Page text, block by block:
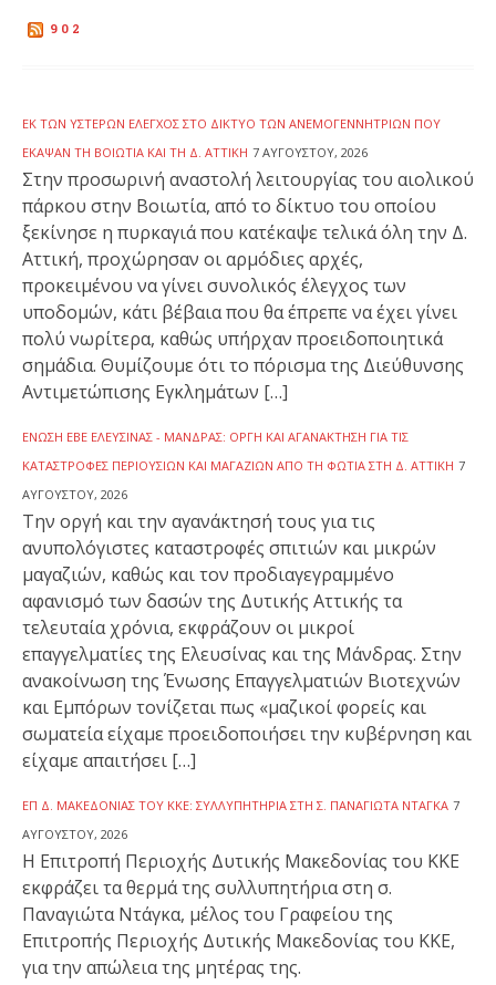
902
ΕΚ ΤΩΝ ΥΣΤΈΡΩΝ ΈΛΕΓΧΟΣ ΣΤΟ ΔΊΚΤΥΟ ΤΩΝ ΑΝΕΜΟΓΕΝΝΗΤΡΙΏΝ ΠΟΥ
ΈΚΑΨΑΝ ΤΗ ΒΟΙΩΤΊΑ ΚΑΙ ΤΗ Δ. ΑΤΤΙΚΉ 7 ΑΥΓΟΎΣΤΟΥ, 2026
Στην προσωρινή αναστολή λειτουργίας του αιολικού
πάρκου στην Βοιωτία, από το δίκτυο του οποίου
ξεκίνησε η πυρκαγιά που κατέκαψε τελικά όλη την Δ.
Αττική, προχώρησαν οι αρμόδιες αρχές,
προκειμένου να γίνει συνολικός έλεγχος των
υποδομών, κάτι βέβαια που θα έπρεπε να έχει γίνει
πολύ νωρίτερα, καθώς υπήρχαν προειδοποιητικά
σημάδια. Θυμίζουμε ότι το πόρισμα της Διεύθυνσης
Αντιμετώπισης Εγκλημάτων […]
ΈΝΩΣΗ ΕΒΕ ΕΛΕΥΣΊΝΑΣ - ΜΆΝΔΡΑΣ: ΟΡΓΉ ΚΑΙ ΑΓΑΝΆΚΤΗΣΗ ΓΙΑ ΤΙΣ
ΚΑΤΑΣΤΡΟΦΈΣ ΠΕΡΙΟΥΣΙΏΝ ΚΑΙ ΜΑΓΑΖΙΏΝ ΑΠΌ ΤΗ ΦΩΤΙΆ ΣΤΗ Δ. ΑΤΤΙΚΉ 7
ΑΥΓΟΎΣΤΟΥ, 2026
Την οργή και την αγανάκτησή τους για τις
ανυπολόγιστες καταστροφές σπιτιών και μικρών
μαγαζιών, καθώς και τον προδιαγεγραμμένο
αφανισμό των δασών της Δυτικής Αττικής τα
τελευταία χρόνια, εκφράζουν οι μικροί
επαγγελματίες της Ελευσίνας και της Μάνδρας. Στην
ανακοίνωση της Ένωσης Επαγγελματιών Βιοτεχνών
και Εμπόρων τονίζεται πως «μαζικοί φορείς και
σωματεία είχαμε προειδοποιήσει την κυβέρνηση και
είχαμε απαιτήσει […]
ΕΠ Δ. ΜΑΚΕΔΟΝΊΑΣ ΤΟΥ ΚΚΕ: ΣΥΛΛΥΠΗΤΉΡΙΑ ΣΤΗ Σ. ΠΑΝΑΓΙΏΤΑ ΝΤΆΓΚΑ 7
ΑΥΓΟΎΣΤΟΥ, 2026
Η Επιτροπή Περιοχής Δυτικής Μακεδονίας του ΚΚΕ
εκφράζει τα θερμά της συλλυπητήρια στη σ.
Παναγιώτα Ντάγκα, μέλος του Γραφείου της
Επιτροπής Περιοχής Δυτικής Μακεδονίας του ΚΚΕ,
για την απώλεια της μητέρας της.